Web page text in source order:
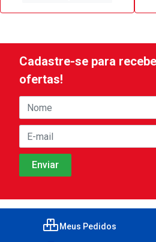
Cadastre-se para
ofertas!
Meus Pedidos